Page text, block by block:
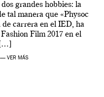
grandes hobbies: la
tal manera que «Physoc
carrera en el IED, ha
Film 2017 en el
— VER MÁS